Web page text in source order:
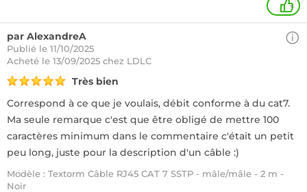
+
par AlexandreA
Publié le 11/10/2025
Acheté le 13/09/2025 chez LDLC
Très bien
Correspond à ce que je voulais, débit conforme à du cat7.
Ma seule remarque c'est que être obligé de mettre 100
caractères minimum dans le commentaire c'était un petit
peu long, juste pour la description d'un câble :)
Modèle : Textorm Câble RJ45 CAT 7 SSTP - mâle/mâle - 2 m -
Noir